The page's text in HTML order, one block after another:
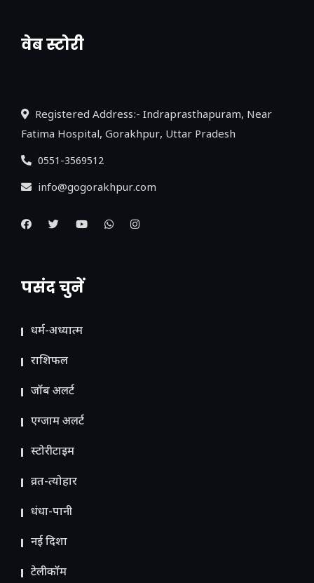
वेब स्टोरी
नया एक्सप्रेसवे: पूर्वांचल का लक, डेवलपमेंट का
Registered Address:- Indraprasthapuram, Near
Fatima Hospital, Gorakhpur, Uttar Pradesh
0551-3569512
info@gogorakhpur.com
पसंद चुनें
धर्म-अध्यात्म
राशिफल
जॉब अलर्ट
एग्जाम अलर्ट
स्टोरीटाइम
व्रत-त्योहार
धंधा-पानी
नई दिशा
टेलीकॉम